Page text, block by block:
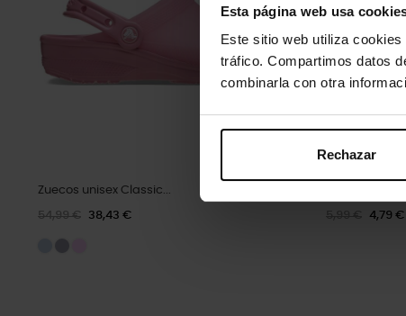
Esta página web usa
Este sitio web utiliza
tráfico. Compartimos datos
combinarla con otra
Rechazar
Zuecos unisex Classic...
54,99 € 38,43 € 4,79 €